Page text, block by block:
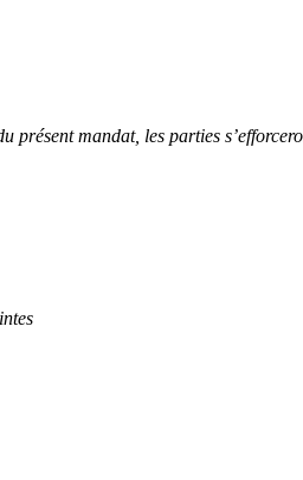
présent mandat, les parties